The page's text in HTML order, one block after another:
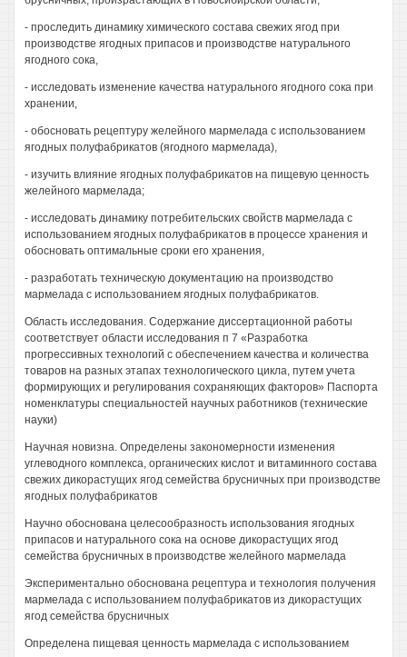
- проследить динамику химического состава свежих ягод при
производстве ягодных припасов и производстве натурального
ягодного сока,
- исследовать изменение качества натурального ягодного сока при
хранении,
- обосновать рецептуру желейного мармелада с использованием
ягодных полуфабрикатов (ягодного мармелада),
- изучить влияние ягодных полуфабрикатов на пищевую ценность
желейного мармелада;
- исследовать динамику потребительских свойств мармелада с
использованием ягодных полуфабрикатов в процессе хранения и
обосновать оптимальные сроки его хранения,
- разработать техническую документацию на производство
мармелада с использованием ягодных полуфабрикатов.
Область исследования. Содержание диссертационной работы
соответствует области исследования п 7 «Разработка
прогрессивных технологий с обеспечением качества и количества
товаров на разных этапах технологического цикла, путем учета
формирующих и регулирования сохраняющих факторов» Паспорта
номенклатуры специальностей научных работников (технические
науки)
Научная новизна. Определены закономерности изменения
углеводного комплекса, органических кислот и витаминного состава
свежих дикорастущих ягод семейства брусничных при производстве
ягодных полуфабрикатов
Научно обоснована целесообразность использования ягодных
припасов и натурального сока на основе дикорастущих ягод
семейства брусничных в производстве желейного мармелада
Экспериментально обоснована рецептура и технология получения
мармелада с использованием полуфабрикатов из дикорастущих
ягод семейства брусничных
Определена пищевая ценность мармелада с использованием